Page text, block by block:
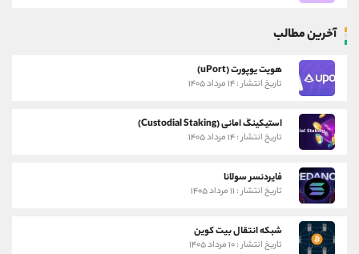
آخرین مطالب
هویت یوپورت (uPort)
تاریخ انتشار : ۱۴ مرداد ۱۴۰۵
استیکینگ امانی (Custodial Staking)
تاریخ انتشار : ۱۴ مرداد ۱۴۰۵
فایردنسر سولانا
تاریخ انتشار : ۱۱ مرداد ۱۴۰۵
شبکه انتقال بیت کوین
تاریخ انتشار : ۱۰ مرداد ۱۴۰۵